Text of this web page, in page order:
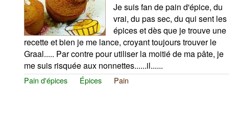
Je suis fan de pain d'épice, du
vrai, du pas sec, du qui sent les
épices et dès que je trouve une
recette et bien je me lance, croyant toujours trouver le
Graal..... Par contre pour utiliser la moitié de ma pâte, je
me suis risquée aux nonnettes......il......
Pain d'épices Épices Pain